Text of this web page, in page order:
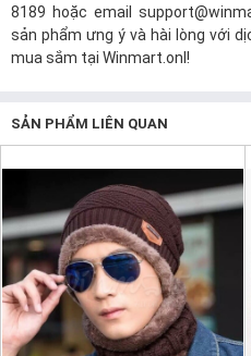
8189 hoặc email
sản phẩm ưng ý và hài lòng với
mua sắm tại Winmart.onl !
SẢN PHẨM LIÊN QUAN